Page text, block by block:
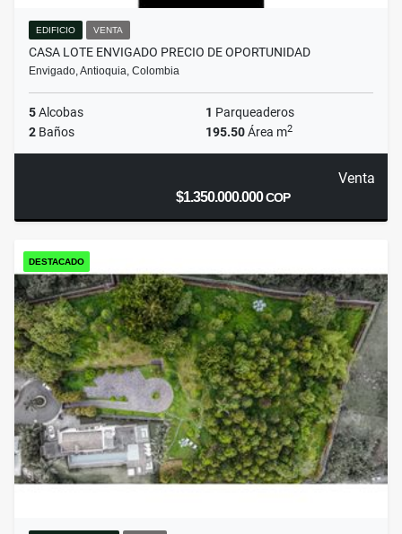
EDIFICIO VENTA
CASA LOTE ENVIGADO PRECIO DE OPORTUNIDAD
Envigado, Antioquia, Colombia
5Alcobas 1 Parqueaderos
2 Baños 195.50Área m2
Venta
$1.350.000.000COP
DESTACADO